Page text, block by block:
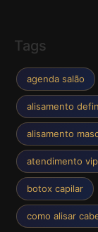
Tags
agenda salão
alisamento
alisamento
atendimento
botox capilar
como alisar